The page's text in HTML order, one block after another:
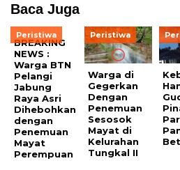
Baca Juga
Peristiwa
BREAKING
NEWS :
Warga BTN
Pelangi
Jabung
Raya Asri
Dihebohkan
dengan
Penemuan
Mayat
Perempuan
Peristiwa
Warga di
Gegerkan
Dengan
Penemuan
Sesosok
Mayat di
Kelurahan
Tungkal II